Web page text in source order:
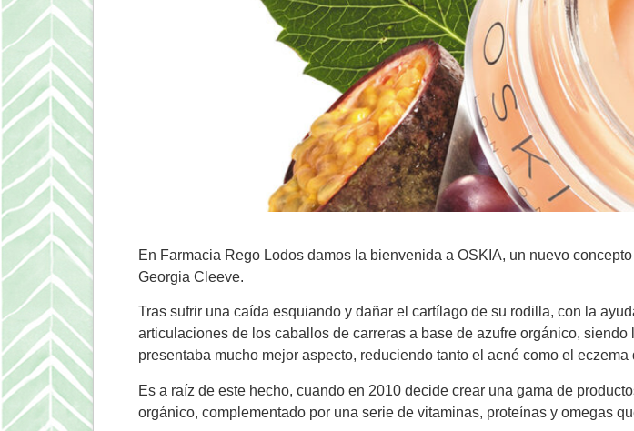
En Farmacia Rego Lodos damos la bienvenida a OSKIA, un nuevo
Georgia Cleeve.
Tras sufrir una caída esquiando y dañar el cartílago de su rodilla, con la
articulaciones de los caballos de carreras a base de azufre orgánico,
presentaba mucho mejor aspecto, reduciendo tanto el acné como el eczema
Es a raíz de este hecho, cuando en 2010 decide crear una gama de
orgánico, complementado por una serie de vitaminas, proteínas y omegas